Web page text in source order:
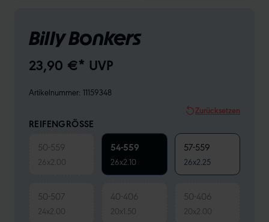
Billy Bonkers
23,90 €* UVP
Artikelnummer: 11159348
Zurücksetzen
REIFENGRÖSSE
50-559
26x2.00
54-559
26x2.10
57-559
26x2.25
50-507
24x2.00
40-406
20x1.50
50-406
20x2.00